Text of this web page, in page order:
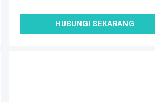
HUBUNGI SEKARANG